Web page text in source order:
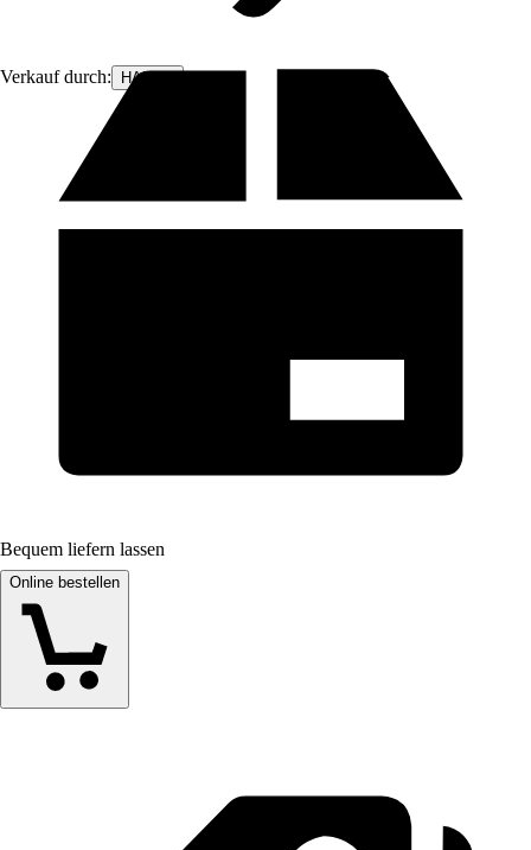
Verkauf durch: HABAU
Bequem liefern lassen
Online bestellen